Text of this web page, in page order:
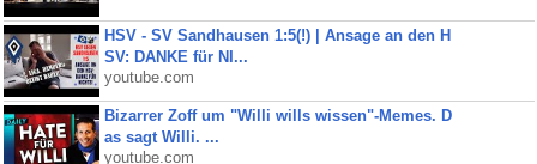
HSV - SV Sandhausen 1:5(!) | Ansage an den H
SV: DANKE für NI...
youtube.com
Bizarrer Zoff um "Willi wills wissen"-Memes. D
as sagt Willi. ...
youtube.com